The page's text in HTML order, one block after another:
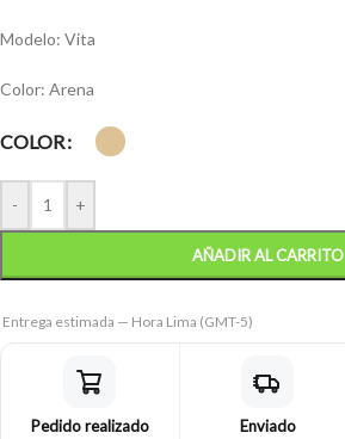
Modelo: Vita
Color: Arena
COLOR
- +
AÑADIR AL CARRITO
Entrega estimada — Hora Lima (GMT-5)
Pedido realizado Enviado